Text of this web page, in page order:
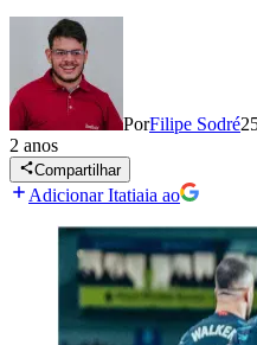
PorFilipe Sodré
2 anos
Compartilhar
Adicionar Itatiaia ao